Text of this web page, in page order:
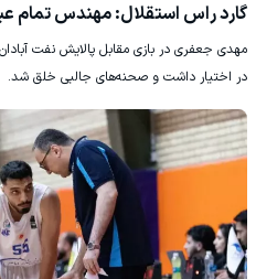
گارد راس استقلال: مهندس تمام
مهدی جعفری در بازی مقابل پالایش نفت
در اختیار داشت و صحنه‌های جالبی خلق شد.